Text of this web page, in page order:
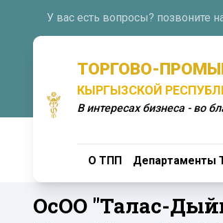
У вас есть вопросы? позвоните
ТОРГОВО-
КЫРГЫЗСКОЙ
В интересах бизнеса - во
О ТПП Департаменты
ОсОО "Талас-